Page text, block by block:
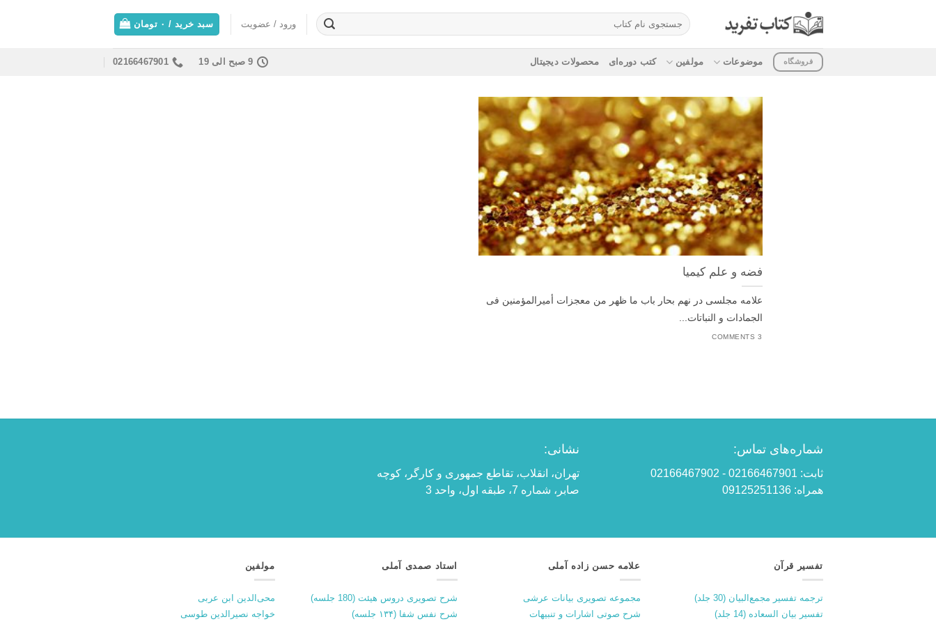
جستجو
برای:
ورود / عضویت سبد خرید / ۰ تومان
فروشگاه موضوعات مولفین کتب دوره‌ای محصولات دیجیتال 9 صبح الی 19 02166467901
فضه و علم کیمیا
علامه مجلسی در نهم بحار باب ما ظهر من معجزات أمیرالمؤمنین فی
الجمادات و النباتات...
3 COMMENTS
شماره‌های تماس:
ثابت: 02166467901 - 02166467902
همراه: 09125251136
نشانی:
تهران، انقلاب، تقاطع جمهوری و کارگر، کوچه
صابر، شماره 7، طبقه اول، واحد 3
تفسیر قرآن
ترجمه تفسیر مجمع‌البیان (30 جلد)
تفسیر بیان السعاده (14 جلد)
علامه حسن زاده آملی
مجموعه تصویری بیانات عرشی
شرح صوتی اشارات و تنبیهات
استاد صمدی آملی
شرح تصویری دروس هیئت (180 جلسه)
شرح نفس شفا (۱۳۴ جلسه)
مولفین
محی‌الدین ابن عربی
خواجه نصیرالدین طوسی